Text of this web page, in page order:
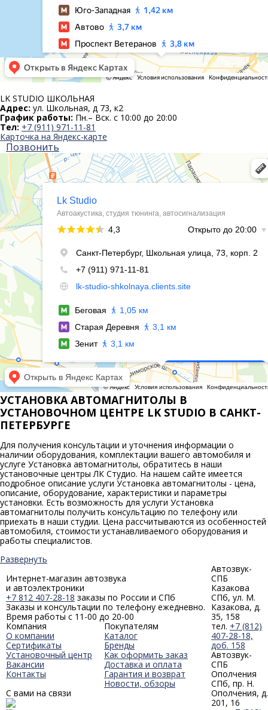
LK STUDIO ШКОЛЬНАЯ
Адрес: ул. Школьная, д 73, к2
График работы: Пн.– Вск. с 10:00 до 20:00
Тел: +7 (911) 971-11-81
Карточка на Яндекс-карте
Позвонить
УСТАНОВКА АВТОМАГНИТОЛЫ В
УСТАНОВОЧНОМ ЦЕНТРЕ LK STUDIO В САНКТ-
ПЕТЕРБУРГЕ
Для получения консультации и уточнения информации о
наличии оборудования, комплектации вашего автомобиля и
услуге Установка автомагнитолы, обратитесь в наши
установочные центры ЛК Студио. На нашем сайте имеется
подробное описание услуги Установка автомагнитолы - цена,
описание, оборудование, характеристики и параметры
установки. Есть возможность для услуги Установка
автомагнитолы получить консультацию по телефону или
приехать в наши студии. Цена рассчитываются из особенностей
автомобиля, стоимости устанавливаемого оборудования и
работы специалистов.
Развернуть
Интернет-магазин автозвука
и автоэлектроники
+7 812 407-28-18 заказы по России и СПб
Заказы и консультации по телефону ежедневно.
Время работы с 11-00 до 20-00
Компания
О компании
Сертификаты
Установочный центр
Вакансии
Контакты
Покупателям
Каталог
Бренды
Как оформить заказ
Доставка и оплата
Гарантия и возврат
Новости, обзоры
С вами на связи
Автозвук-
СПБ
Казакова
СПб, ул. М.
Казакова, д.
35, 158
тел. +7 (812)
407-28-18,
доб. 158
Автозвук-
СПБ
Ополчения
СПб, пр. Н.
Ополчения, д.
201, 16